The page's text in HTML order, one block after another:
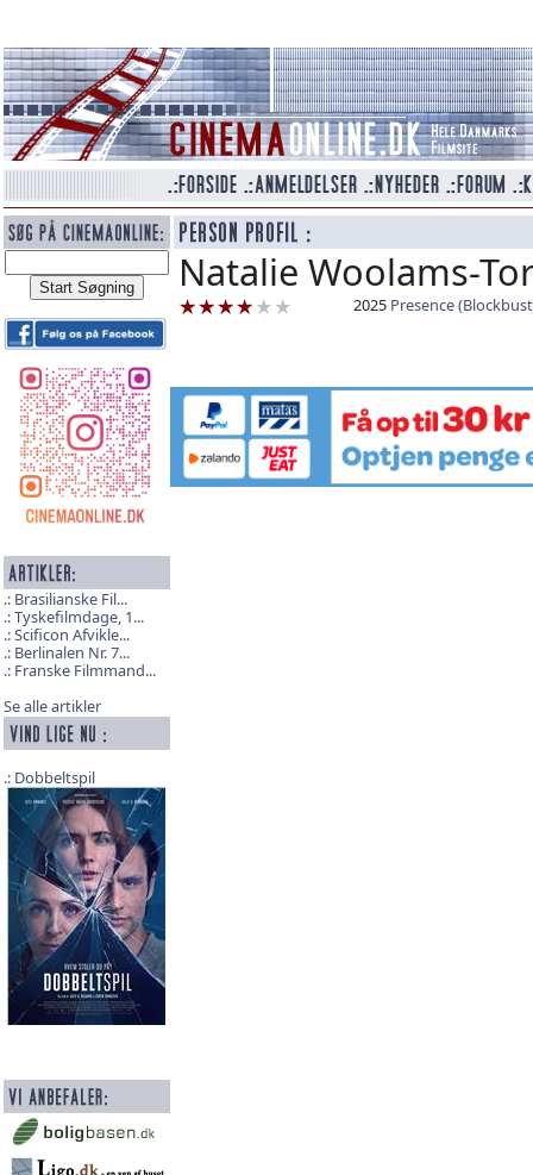
Brasilianske Fil...
Tyskefilmdage, 1...
Scificon Afvikle...
Berlinalen Nr. 7...
Franske Filmmand...
Se alle artikler
Dobbeltspil
Natalie Woolams-
2025 Presence